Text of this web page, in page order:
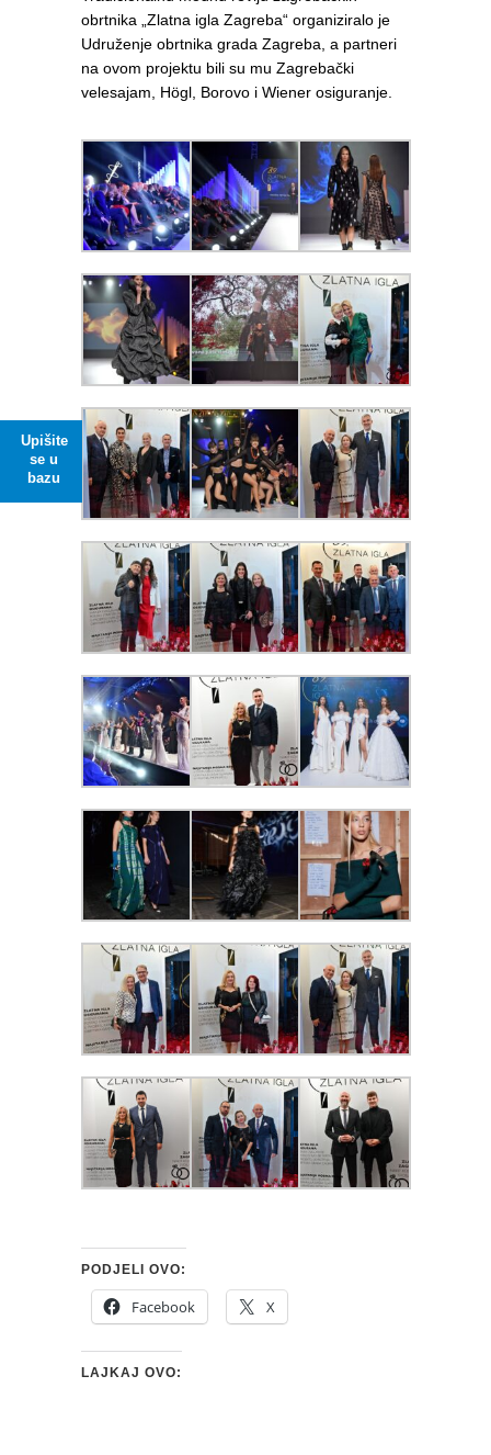
Upišite
se u
bazu
obrtnika „Zlatna igla Zagreba“ organiziralo je
Udruženje obrtnika grada Zagreba, a partneri
na ovom projektu bili su mu Zagrebački
velesajam, Högl, Borovo i Wiener osiguranje.
PODJELI OVO:
Facebook X
LAJKAJ OVO: